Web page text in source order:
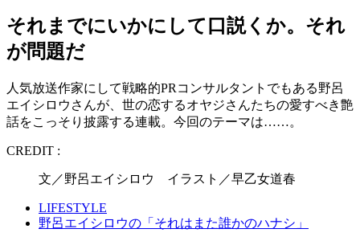
それまでにいかにして口説くか。それ
が問題だ
人気放送作家にして戦略的PRコンサルタントでもある野呂
エイシロウさんが、世の恋するオヤジさんたちの愛すべき艶
話をこっそり披露する連載。今回のテーマは……。
CREDIT :
文／野呂エイシロウ イラスト／早乙女道春
LIFESTYLE
野呂エイシロウの「それはまた誰かのハナシ」